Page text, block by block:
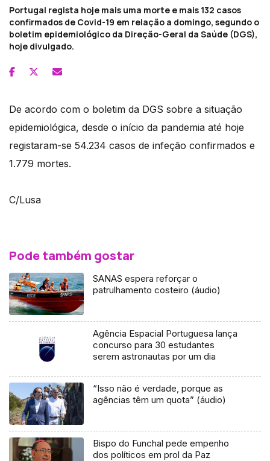
Portugal regista hoje mais uma morte e mais 132 casos
confirmados de Covid-19 em relação a domingo, segundo o
boletim epidemiológico da Direção-Geral da Saúde (DGS),
hoje divulgado.
De acordo com o boletim da DGS sobre a situação
epidemiológica, desde o início da pandemia até hoje
registaram-se 54.234 casos de infeção confirmados e
1.779 mortes.
C/Lusa
Pode também gostar
SANAS espera reforçar o
patrulhamento costeiro (áudio)
Agência Espacial Portuguesa lança
concurso para 30 estudantes
serem astronautas por um dia
“Isso não é verdade, porque as
agências têm um quota” (áudio)
Bispo do Funchal pede empenho
dos políticos em prol da Paz